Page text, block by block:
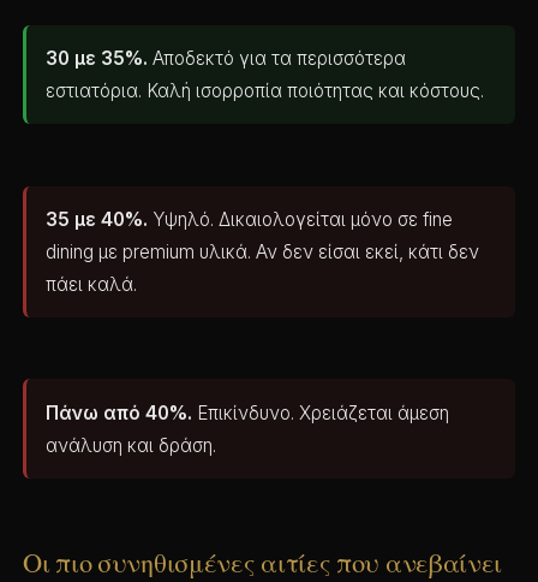
30 με 35%. Αποδεκτό για τα περισσότερα
εστιατόρια. Καλή ισορροπία ποιότητας και κόστους.
35 με 40%. Υψηλό. Δικαιολογείται μόνο σε fine
dining με premium υλικά. Αν δεν είσαι εκεί, κάτι δεν
πάει καλά.
Πάνω από 40%. Επικίνδυνο. Χρειάζεται άμεση
ανάλυση και δράση.
Οι πιο συνηθισμένες αιτίες που ανεβαίνει